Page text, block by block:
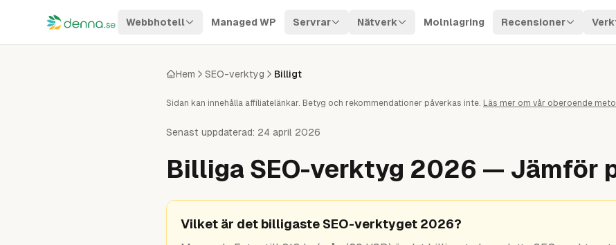
Webbhotell Managed WP Servrar Nätverk Molnlagring Recensioner
Hem SEO-verktyg Billigt
Sidan kan innehålla affiliatelänkar. Betyg och rekommendationer påverkas inte. Läs mer om vår oberoende
Senast uppdaterad: 24 april 2026
Billiga SEO-verktyg 2026 — Jämför
Vilket är det billigaste SEO-verktyget 2026?